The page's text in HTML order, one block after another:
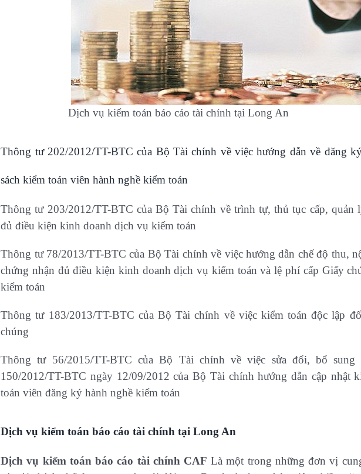
Dịch vụ kiểm toán báo cáo tài chính tại Long An
Thông tư 202/2012/TT-BTC của Bộ Tài chính về việc hướng dẫn về đăng
sách kiểm toán viên hành nghề kiểm toán
Thông tư 203/2012/TT-BTC của Bộ Tài chính về trình tự, thủ tục cấp, quản
đủ điều kiện kinh doanh dịch vụ kiểm toán
Thông tư 78/2013/TT-BTC của Bộ Tài chính về việc hướng dẫn chế độ thu,
chứng nhận đủ điều kiện kinh doanh dịch vụ kiểm toán và lệ phí cấp Giấy
kiểm toán
Thông tư 183/2013/TT-BTC của Bộ Tài chính về việc kiểm toán độc lập
chúng
Thông tư 56/2015/TT-BTC của Bộ Tài chính về việc sửa đổi, bổ
150/2012/TT-BTC ngày 12/09/2012 của Bộ Tài chính hướng dẫn cập nhật
toán viên đăng ký hành nghề kiểm toán
Dịch vụ kiểm toán báo cáo tài chính tại Long An
Dịch vụ kiểm toán báo cáo tài chính CAF Là một trong những đơn vị